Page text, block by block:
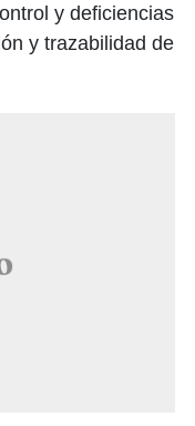
y deficiencias
y trazabilidad de